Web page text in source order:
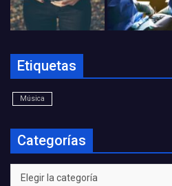
Etiquetas
Música
Categorías
Categorías